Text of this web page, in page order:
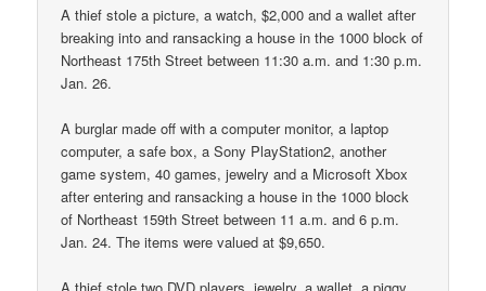
A thief stole a picture, a watch, $2,000 and a wallet after
breaking into and ransacking a house in the 1000 block of
Northeast 175th Street between 11:30 a.m. and 1:30 p.m.
Jan. 26.
A burglar made off with a computer monitor, a laptop
computer, a safe box, a Sony PlayStation2, another
game system, 40 games, jewelry and a Microsoft Xbox
after entering and ransacking a house in the 1000 block
of Northeast 159th Street between 11 a.m. and 6 p.m.
Jan. 24. The items were valued at $9,650.